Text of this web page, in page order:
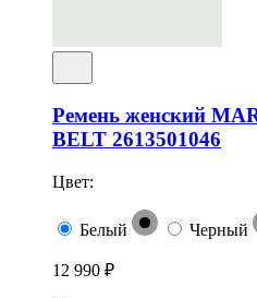
Ремень женский
BELT 2613501046
Цвет:
Белый Черный
12 990 ₽